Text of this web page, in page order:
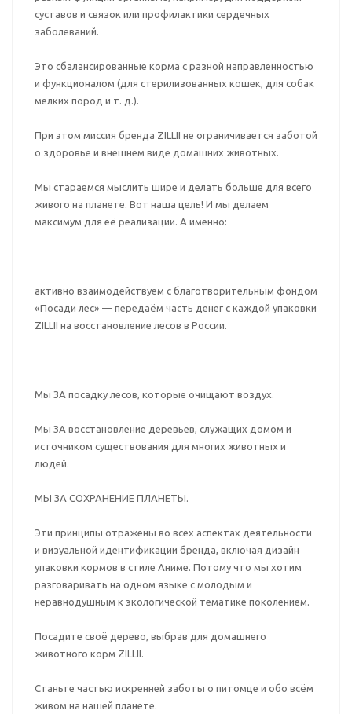
суставов и связок или профилактики сердечных
заболеваний.
Это сбалансированные корма с разной направленностью
и функционалом (для стерилизованных кошек, для собак
мелких пород и т. д.).
При этом миссия бренда ZILLII не ограничивается заботой
о здоровье и внешнем виде домашних животных.
Мы стараемся мыслить шире и делать больше для всего
живого на планете. Вот наша цель! И мы делаем
максимум для её реализации. А именно:
активно взаимодействуем с благотворительным фондом
«Посади лес» — передаём часть денег с каждой упаковки
ZILLII на восстановление лесов в России.
Мы ЗА посадку лесов, которые очищают воздух.
Мы ЗА восстановление деревьев, служащих домом и
источником существования для многих животных и
людей.
МЫ ЗА СОХРАНЕНИЕ ПЛАНЕТЫ.
Эти принципы отражены во всех аспектах деятельности
и визуальной идентификации бренда, включая дизайн
упаковки кормов в стиле Аниме. Потому что мы хотим
разговаривать на одном языке с молодым и
неравнодушным к экологической тематике поколением.
Посадите своё дерево, выбрав для домашнего
животного корм ZILLII.
Станьте частью искренней заботы о питомце и обо всём
живом на нашей планете.